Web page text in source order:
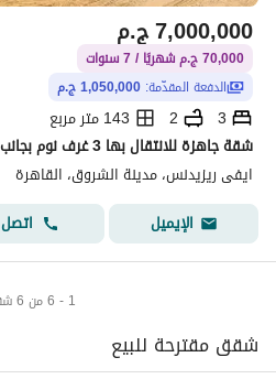
ج.م7,000,000
70,000 ج.م شهريًا / 7 سنوات
الدفعة المقدّمة: 1,050,000 ج.م
3
2
143 متر مربع
ايفى ريزيدنس، مدينة الشروق، القاهرة
الإيميل
اتصل
1 - 6 من 6 شقق
شقق مقترحة للبيع